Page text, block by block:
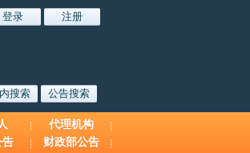
代理机构
告
财政部公告